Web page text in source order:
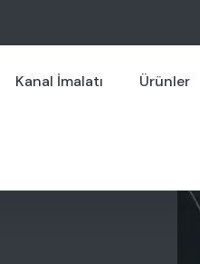
Kanal İmalatı Ürünler